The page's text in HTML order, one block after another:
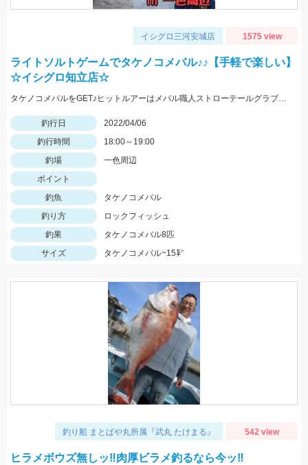
イシグロ三河安城店 1575 view
ライトソルトゲームでタケノコメバル♪♪【手軽で楽しい】
☆イシグロ知立店☆
タケノコメバルをGET♪ヒットルアーはメバル職人ストローテールグラブとテトラワークスユラメキ☆
釣行日
2022/04/06
釣行時間
18:00～19:00
釣場
一色周辺
ポイント
釣魚
タケノコメバル
釣り方
ロックフィッシュ
釣果
タケノコメバル8匹
サイズ
タケノコメバル~15㌢
釣り船 まとばや丸所属『武丸 たけまる』 542 view
ヒラメボウズ無しッ‼︎肉厚ビラメ釣るなら今ッ‼︎